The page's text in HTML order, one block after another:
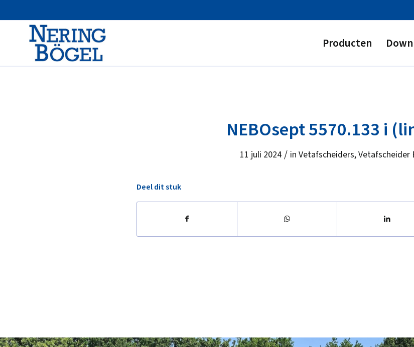
Producten
NEBOsept 5570.133 i
11 juli 2024 / in Vetafscheiders,Vetafscheider
Deel dit stuk